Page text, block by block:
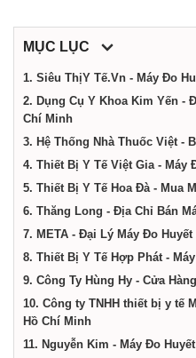
dịch
vụ
Thành
phố
Hồ
MỤC LỤC
1. Siêu ThịY Tế.Vn - Máy Đo
2. Dụng Cụ Y Khoa Kim Yến -
Chí Minh
3. Hệ Thống Nhà Thuốc Việt -
4. Thiết Bị Y Tế Việt Gia - Máy
5. Thiết Bị Y Tế Hoa Đà - Mua
6. Thăng Long - Địa Chỉ Bán
7. META - Đại Lý Máy Đo Huyết
8. Thiết Bị Y Tế Hợp Phát -
9. Công Ty Hùng Hy - Cửa
10. Công ty TNHH thiết bị y tế
Hồ Chí Minh
11. Nguyễn Kim - Máy Đo